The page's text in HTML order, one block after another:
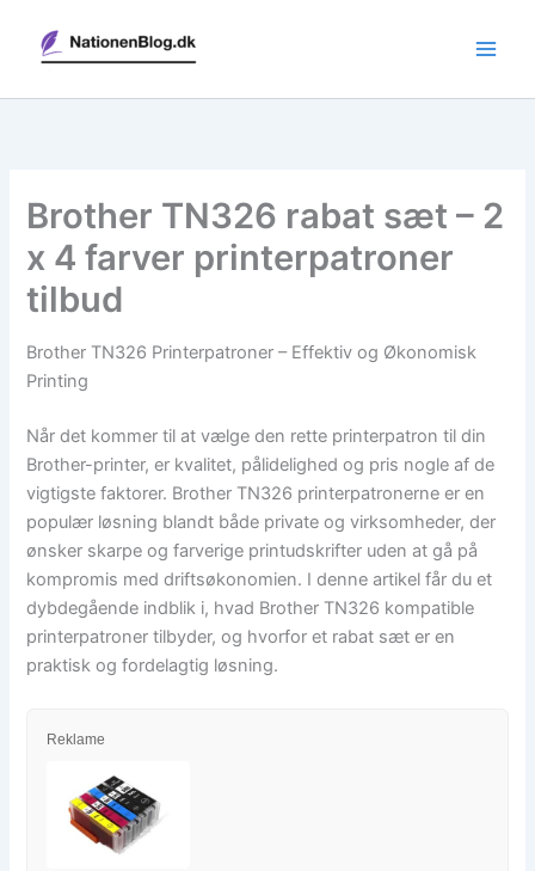
indholdet
Brother TN326 rabat sæt – 2
x 4 farver printerpatroner
tilbud
Brother TN326 Printerpatroner – Effektiv og Økonomisk
Printing
Når det kommer til at vælge den rette printerpatron til din
Brother-printer, er kvalitet, pålidelighed og pris nogle af de
vigtigste faktorer. Brother TN326 printerpatronerne er en
populær løsning blandt både private og virksomheder, der
ønsker skarpe og farverige printudskrifter uden at gå på
kompromis med driftsøkonomien. I denne artikel får du et
dybdegående indblik i, hvad Brother TN326 kompatible
printerpatroner tilbyder, og hvorfor et rabat sæt er en
praktisk og fordelagtig løsning.
Reklame